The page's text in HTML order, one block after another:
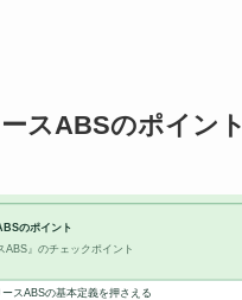
スABSのポイント
のポイント
ABS』のチェックポイント
ースABSの基本定義を押さえる